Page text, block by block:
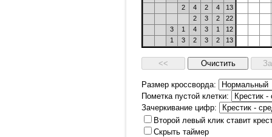
2
4 2 4
13
2
3 2
22
3
1 4 3 1
12
1
3 2 3 2 13
Размер кроссворда:
Пометка пустой клетки:
Зачеркивание цифр:
Второй левый клик ставит
Скрыть таймер